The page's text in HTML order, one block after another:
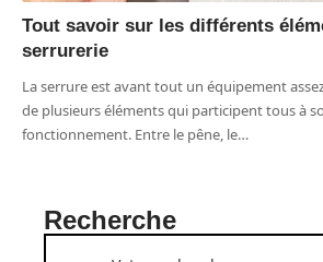
Tout savoir sur les différents
serrurerie
La serrure est avant tout un équipement
de plusieurs éléments qui participent tous à
fonctionnement. Entre le pêne, le…
Recherche